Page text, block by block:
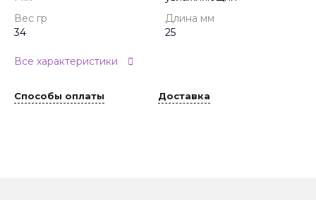
Вес гр
34
Длина мм
25
Все характеристики
Способы оплаты Доставка